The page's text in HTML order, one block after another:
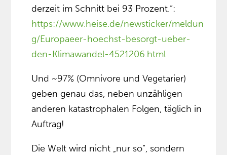
derzeit im Schnitt bei 93 Prozent.“:
https://www.heise.de/newsticker/meldun
g/Europaeer-hoechst-besorgt-ueber-
den-Klimawandel-4521206.html
Und ~97% (Omnivore und Vegetarier)
geben genau das, neben unzähligen
anderen katastrophalen Folgen, täglich in
Auftrag!
Die Welt wird nicht „nur so“, sondern